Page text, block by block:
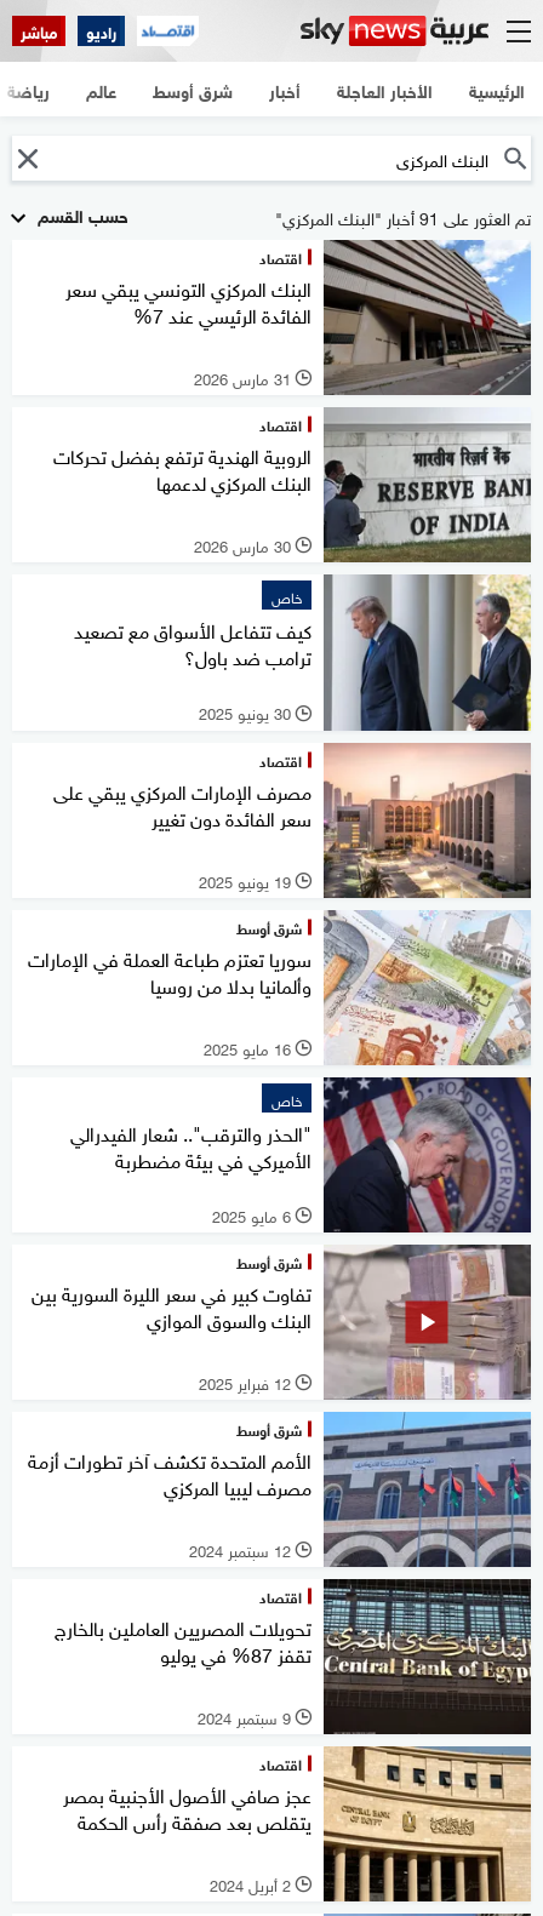
راديو مباشر
الرئيسية الأخبار العاجلة أخبار شرق أوسط عالم رياضة
حسب القسم تم العثور على 91 أخبار "البنك المركزي"
اقتصاد
البنك المركزي التونسي يبقي سعر
الفائدة الرئيسي عند 7%
l 31 مارس 2026
اقتصاد
الروبية الهندية ترتفع بفضل تحركات
البنك المركزي لدعمها
l 30 مارس 2026
خاص
كيف تتفاعل الأسواق مع تصعيد
ترامب ضد باول؟
l 30 يونيو 2025
اقتصاد
مصرف الإمارات المركزي يبقي على
سعر الفائدة دون تغيير
l 19 يونيو 2025
شرق أوسط
سوريا تعتزم طباعة العملة في الإمارات
وألمانيا بدلا من روسيا
l 16 مايو 2025
خاص
"الحذر والترقب".. شعار الفيدرالي
الأميركي في بيئة مضطربة
l 6 مايو 2025
شرق أوسط
تفاوت كبير في سعر الليرة السورية بين
البنك والسوق الموازي
l 12 فبراير 2025
شرق أوسط
الأمم المتحدة تكشف آخر تطورات أزمة
مصرف ليبيا المركزي
l 12 سبتمبر 2024
اقتصاد
تحويلات المصريين العاملين بالخارج
تقفز 87% في يوليو
l 9 سبتمبر 2024
اقتصاد
عجز صافي الأصول الأجنبية بمصر
يتقلص بعد صفقة رأس الحكمة
l 2 أبريل 2024